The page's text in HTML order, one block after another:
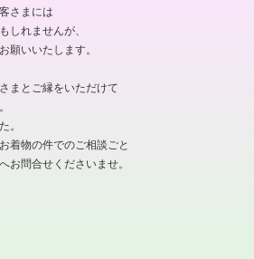
さまには
しれませんが、
願いいたします。
まとご縁をいただけて
。
着物の件でのご相談ごと
お問合せくださいませ。